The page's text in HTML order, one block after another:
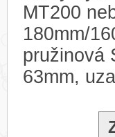
MT200
180mm/
pružinová
63mm,